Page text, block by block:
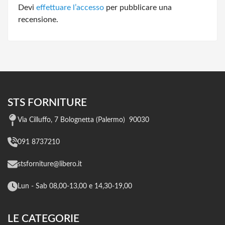
Devi effettuare l’accesso per pubblicare una
recensione.
STS FORNITURE
Via Cilluffo, 7 Bolognetta (Palermo) 90030
091 8737210
stsforniture@libero.it
Lun - Sab 08,00-13,00 e 14,30-19,00
LE CATEGORIE